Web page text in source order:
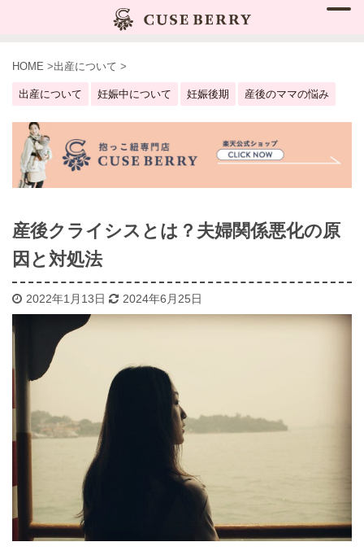
HOME >出産について >
出産について 妊娠中について 妊娠後期 産後のママの悩み
産後クライシスとは？夫婦関係悪化の原
因と対処法
2022年1月13日 2024年6月25日